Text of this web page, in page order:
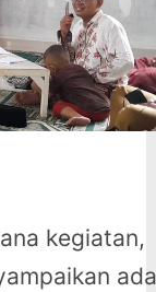
kegiatan,
ada